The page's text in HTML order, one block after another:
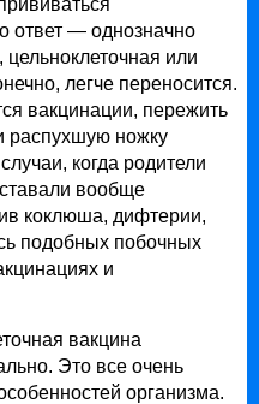
ответ — однозначно
или
легче переносится.
вакцинации, пережить
распухшую ножку
когда родители
вообще
коклюша, дифтерии,
подобных побочных
и
вакцина
Это все очень
организма.